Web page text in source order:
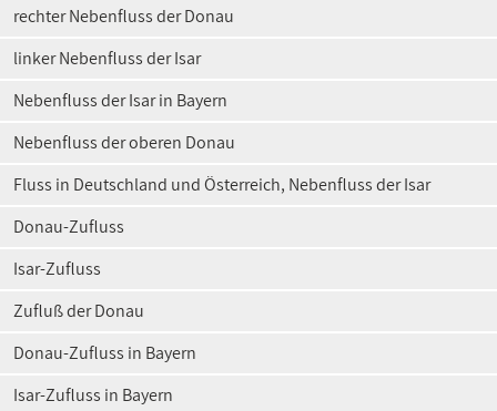
rechter Nebenfluss der Donau
linker Nebenfluss der Isar
Nebenfluss der Isar in Bayern
Nebenfluss der oberen Donau
Fluss in Deutschland und Österreich, Nebenfluss der Isar
Donau-Zufluss
Isar-Zufluss
Zufluß der Donau
Donau-Zufluss in Bayern
Isar-Zufluss in Bayern